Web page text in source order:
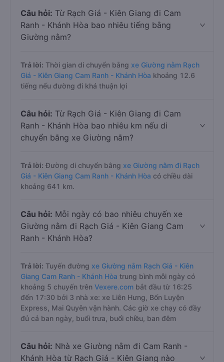
Câu hỏi: Từ Rạch Giá - Kiên Giang đi Cam
Ranh - Khánh Hòa bao nhiêu tiếng bằng
Giường nằm?
Trả lời: Thời gian di chuyển bằng xe Giường nằm Rạch
Giá - Kiên Giang Cam Ranh - Khánh Hòa khoảng 12.6
tiếng nếu đường đi khá thuận lợi
Câu hỏi: Từ Rạch Giá - Kiên Giang đi Cam
Ranh - Khánh Hòa bao nhiêu km nếu di
chuyển bằng xe Giường nằm?
Trả lời: Đường di chuyển bằng xe Giường nằm đi Rạch
Giá - Kiên Giang Cam Ranh - Khánh Hòa có chiều dài
khoảng 641 km.
Câu hỏi: Mỗi ngày có bao nhiêu chuyến xe
Giường nằm đi Rạch Giá - Kiên Giang Cam
Ranh - Khánh Hòa?
Trả lời: Tuyến đường xe Giường nằm Rạch Giá - Kiên
Giang Cam Ranh - Khánh Hòa trung bình mỗi ngày có
khoảng 5 chuyến trên Vexere.com bắt đầu từ 16:25
đến 17:30 bởi 3 nhà xe: xe Liên Hưng, Bốn Luyện
Express, Mai Quyên vận hành. Các giờ xe chạy có đầy
đủ cả ban ngày, buổi trưa, buổi chiều, ban đêm
Câu hỏi: Nhà xe Giường nằm đi Cam Ranh -
Khánh Hòa từ Rạch Giá - Kiên Giang nào